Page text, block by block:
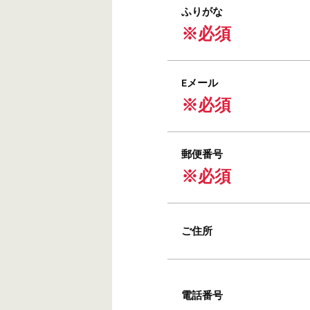
ふりがな
※必須
Eメール
※必須
郵便番号
※必須
ご住所
電話番号